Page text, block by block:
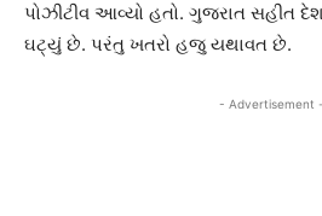
પોઝીટીવ આવ્યો હતો. ગુજરાત સહીત
ઘટ્યું છે. પરંતુ ખતરો હજુ યથાવત છે.
- Advertisement -